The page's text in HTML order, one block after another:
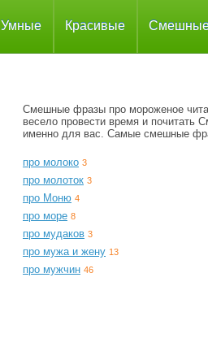
Умные Красивые
Смешные фразы про мороженое
весело провести время и
именно для вас. Самые смешные
про молоко 3
про молоток 3
про Моню 4
про море 8
про мудаков 3
про мужа и жену 13
про мужчин 46